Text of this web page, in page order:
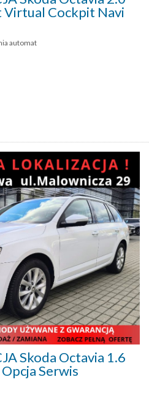
Cockpit Navi
automat
Skoda Octavia 1.6
Serwis